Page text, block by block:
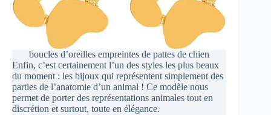
boucles d’oreilles empreintes de pattes de chien
Enfin, c’est certainement l’un des styles les plus beaux
du moment : les bijoux qui représentent simplement des
parties de l’anatomie d’un animal ! Ce modèle nous
permet de porter des représentations animales tout en
discrétion et surtout, toute en élégance.